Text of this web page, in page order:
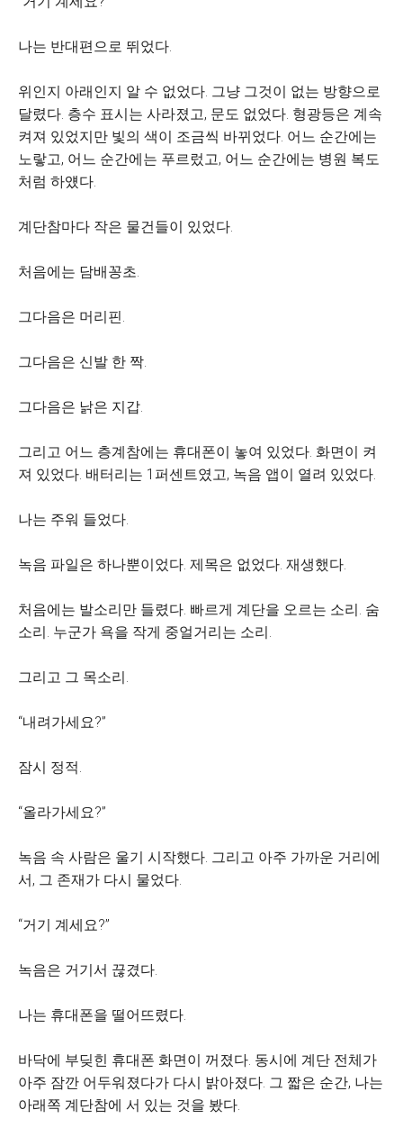
나는 반대편으로 뛰었다.
위인지 아래인지 알 수 없었다. 그냥 그것이 없는 방향으로
달렸다. 층수 표시는 사라졌고, 문도 없었다. 형광등은 계속
켜져 있었지만 빛의 색이 조금씩 바뀌었다. 어느 순간에는
노랗고, 어느 순간에는 푸르렀고, 어느 순간에는 병원 복도
처럼 하얬다.
계단참마다 작은 물건들이 있었다.
처음에는 담배꽁초.
그다음은 머리핀.
그다음은 신발 한 짝.
그다음은 낡은 지갑.
그리고 어느 층계참에는 휴대폰이 놓여 있었다. 화면이 켜
져 있었다. 배터리는 1퍼센트였고, 녹음 앱이 열려 있었다.
나는 주워 들었다.
녹음 파일은 하나뿐이었다. 제목은 없었다. 재생했다.
처음에는 발소리만 들렸다. 빠르게 계단을 오르는 소리. 숨
소리. 누군가 욕을 작게 중얼거리는 소리.
그리고 그 목소리.
“내려가세요?”
잠시 정적.
“올라가세요?”
녹음 속 사람은 울기 시작했다. 그리고 아주 가까운 거리에
서, 그 존재가 다시 물었다.
“거기 계세요?”
녹음은 거기서 끊겼다.
나는 휴대폰을 떨어뜨렸다.
바닥에 부딪힌 휴대폰 화면이 꺼졌다. 동시에 계단 전체가
아주 잠깐 어두워졌다가 다시 밝아졌다. 그 짧은 순간, 나는
아래쪽 계단참에 서 있는 것을 봤다.